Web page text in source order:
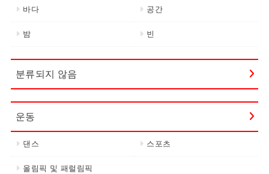
바다 공간
밤 빈
분류되지 않음
운동
댄스 스포츠
올림픽 및 패럴림픽